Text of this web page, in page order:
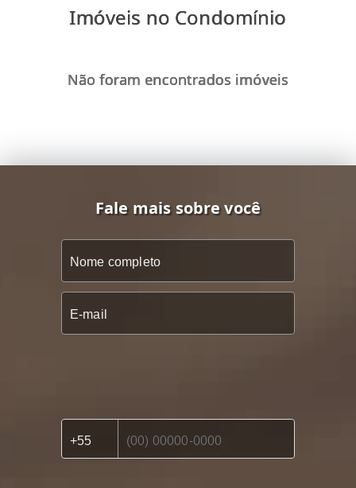
Imóveis no Condomínio
Não foram encontrados imóveis
Fale mais sobre você